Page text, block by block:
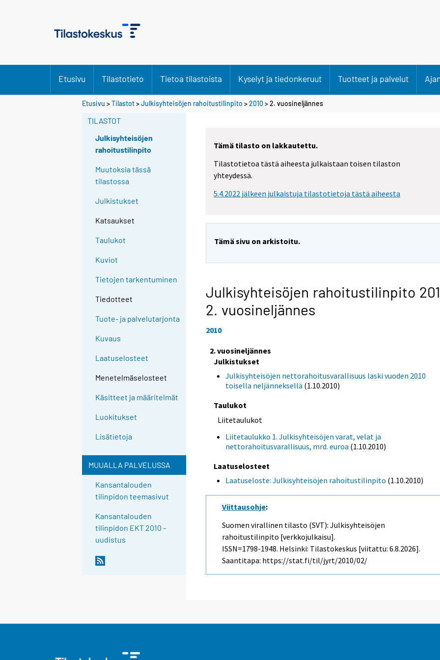
Etusivu Tilastotieto Tietoa tilastoista Kyselyt ja tiedonkeruut Tuotteet ja palvelut
Etusivu >Tilastot>Julkisyhteisöjen rahoitustilinpito >2010 >2. vuosineljännes
TILASTOT
Julkisyhteisöjen
rahoitustilinpito
Muutoksia tässä
tilastossa
Julkistukset
Katsaukset
Taulukot
Kuviot
Tietojen tarkentuminen
Tiedotteet
Tuote- ja palvelutarjonta
Kuvaus
Laatuselosteet
Menetelmäselosteet
Käsitteet ja määritelmät
Luokitukset
Lisätietoja
MUUALLA PALVELUSSA
Kansantalouden
tilinpidon teemasivut
Kansantalouden
tilinpidon EKT 2010 -
uudistus
Tämä tilasto on lakkautettu.
Tilastotietoa tästä aiheesta julkaistaan toisen tilaston
yhteydessä.
5.4.2022 jälkeen julkaistuja tilastotietoja tästä aiheesta
Tämä sivu on arkistoitu.
Julkisyhteisöjen rahoitustilinpito
2. vuosineljännes
2010
2. vuosineljännes
Julkistukset
Julkisyhteisöjen nettorahoitusvarallisuus laski vuoden 2010
toisella neljänneksellä (1.10.2010)
Taulukot
Liitetaulukot
Liitetaulukko 1. Julkisyhteisöjen varat, velat ja
nettorahoitusvarallisuus, mrd. euroa (1.10.2010)
Laatuselosteet
Laatuseloste: Julkisyhteisöjen rahoitustilinpito (1.10.2010)
Viittausohje:
Suomen virallinen tilasto (SVT): Julkisyhteisöjen
rahoitustilinpito [verkkojulkaisu].
ISSN=1798-1948. Helsinki: Tilastokeskus [viitattu: 6.8.2026].
Saantitapa: https://stat.fi/til/jyrt/2010/02/